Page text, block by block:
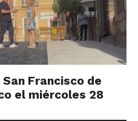
Francisco de
el miércoles 28